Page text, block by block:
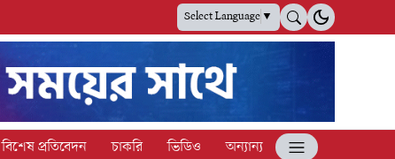
Select Language▼
বিশেষ প্রতিবেদন চাকরি ভিডিও অন্যান্য